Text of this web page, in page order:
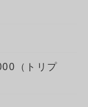
（トリプ